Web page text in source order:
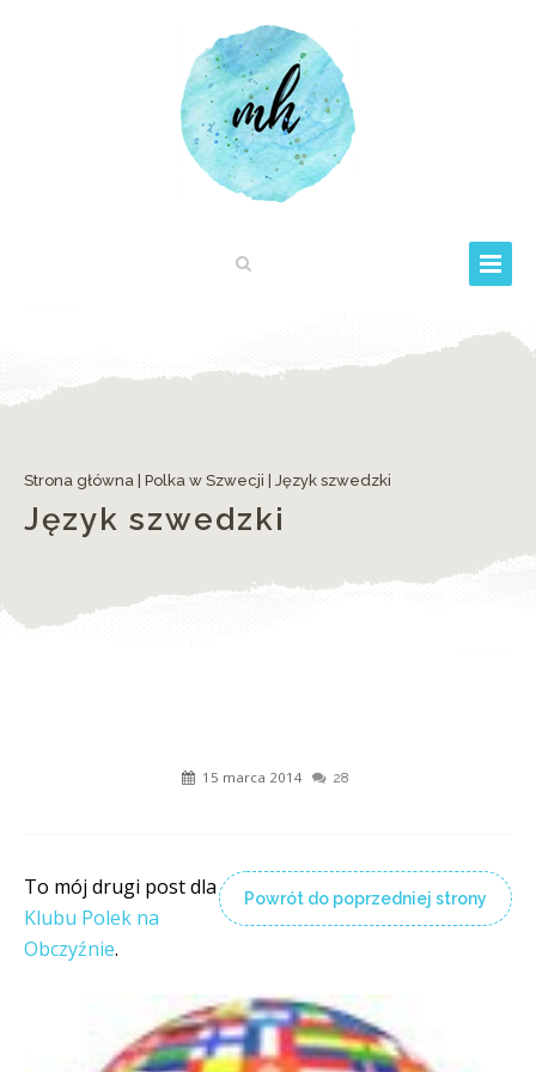
Strona główna Polka w Szwecji Język szwedzki
Język szwedzki
15 marca 2014 28
Powrót do poprzedniej strony
To mój drugi post dla
Klubu Polek na
Obczyźnie.